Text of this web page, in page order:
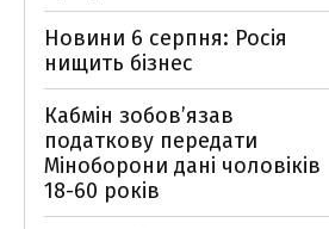
Новини 6 серпня: Росія
нищить бізнес
Кабмін зобовʼязав
податкову передати
Міноборони дані чоловіків
18-60 років